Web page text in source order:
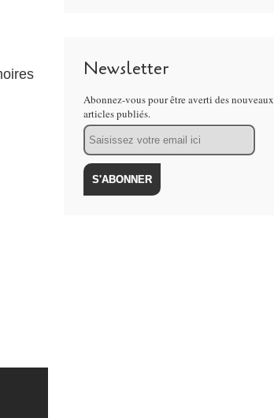
Newsletter
Abonnez-vous pour être averti des nouveaux
articles publiés.
Email